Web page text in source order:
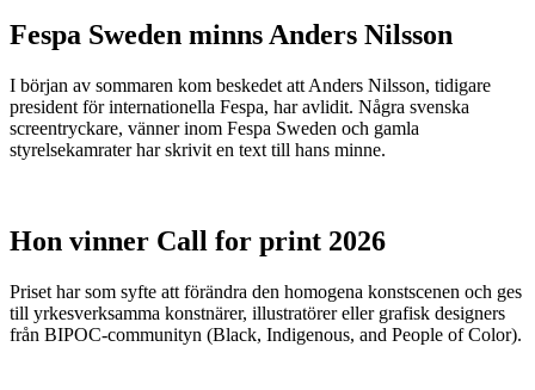
Fespa Sweden minns Anders Nilsson
I början av sommaren kom beskedet att Anders Nilsson, tidigare
president för internationella Fespa, har avlidit. Några svenska
screentryckare, vänner inom Fespa Sweden och gamla
styrelsekamrater har skrivit en text till hans minne.
Hon vinner Call for print 2026
Priset har som syfte att förändra den homogena konstscenen och ges
till yrkesverksamma konstnärer, illustratörer eller grafisk designers
från BIPOC-communityn (Black, Indigenous, and People of Color).